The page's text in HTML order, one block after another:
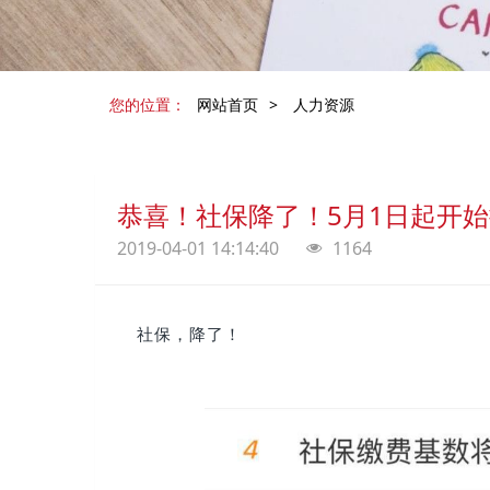
您的位置： 网站首页 > 人力资源
恭喜！社保降了！5月1日起开
2019-04-01 14:14:40 1164
社保，降了！